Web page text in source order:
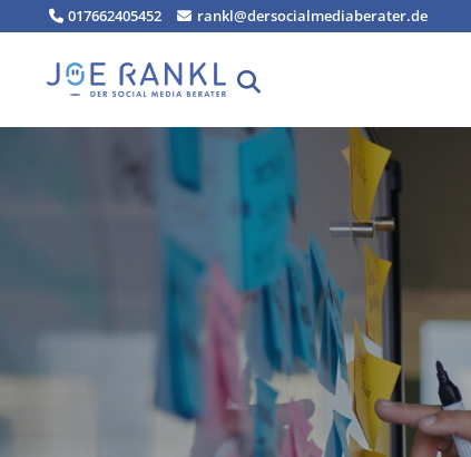
Inhalt
springen
017662405452 rankl@dersocialmediaberater.de